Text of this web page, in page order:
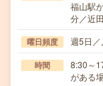
福山駅
分／近
曜日頻度 週5日／
時間
8:30～
がある